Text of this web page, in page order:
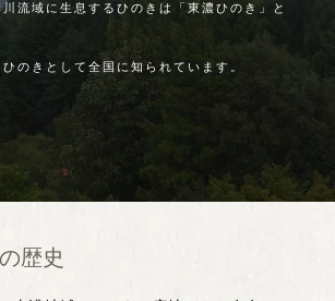
流域に生息するひのきは「東濃ひのき」と
のきとして全国に知られています。
歴史